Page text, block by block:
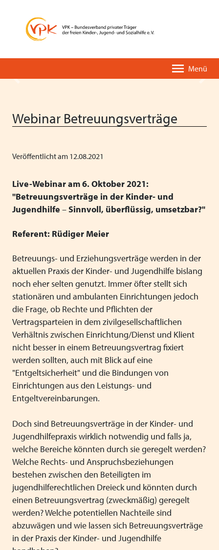
Menü
Der VPK-Kurzüberblick
Eine kurze Geschichte des VPK
Organisation & Entwicklung
Präsidium und Geschäftsstelle
Satzung
Links
Schließen
Unsere Leistungen
VPK-Einrichtungsverzeichnis
VPK-App OMBUDDY
Pressemitteilungen
Stellungnahmen
Positionspapiere
VPK-Schriftenreihe
Fachbeiträge
VPK-Podcast
Schließen
VPK-PODIUM
Fortbildungen
Deutscher Kinder- und Jugendhilfetag
Finden Sie bundesweit passende
Plätze für Kinder und Jugendliche in
den VPK-Mitgliedseinrichtungen:
www.vpk-einrichtungen.de
zum Portal
Webinar Betreuungsverträge
Veröffentlicht am 12.08.2021
Live-Webinar am 6. Oktober 2021:
"Betreuungsverträge in der Kinder- und
Jugendhilfe – Sinnvoll, überflüssig, umsetzbar?"
Referent: Rüdiger Meier
Betreuungs- und Erziehungsverträge werden in der
aktuellen Praxis der Kinder- und Jugendhilfe bislang
noch eher selten genutzt. Immer öfter stellt sich
stationären und ambulanten Einrichtungen jedoch
die Frage, ob Rechte und Pflichten der
Vertragsparteien in dem zivilgesellschaftlichen
Verhältnis zwischen Einrichtung/Dienst und Klient
nicht besser in einem Betreuungsvertrag fixiert
werden sollten, auch mit Blick auf eine
"Entgeltsicherheit" und die Bindungen von
Einrichtungen aus den Leistungs- und
Entgeltvereinbarungen.
Doch sind Betreuungsverträge in der Kinder- und
Jugendhilfepraxis wirklich notwendig und falls ja,
welche Bereiche könnten durch sie geregelt werden?
Welche Rechts- und Anspruchsbeziehungen
bestehen zwischen den Beteiligten im
jugendhilferechtlichen Dreieck und könnten durch
einen Betreuungsvertrag (zweckmäßig) geregelt
werden? Welche potentiellen Nachteile sind
abzuwägen und wie lassen sich Betreuungsverträge
in der Praxis der Kinder- und Jugendhilfe